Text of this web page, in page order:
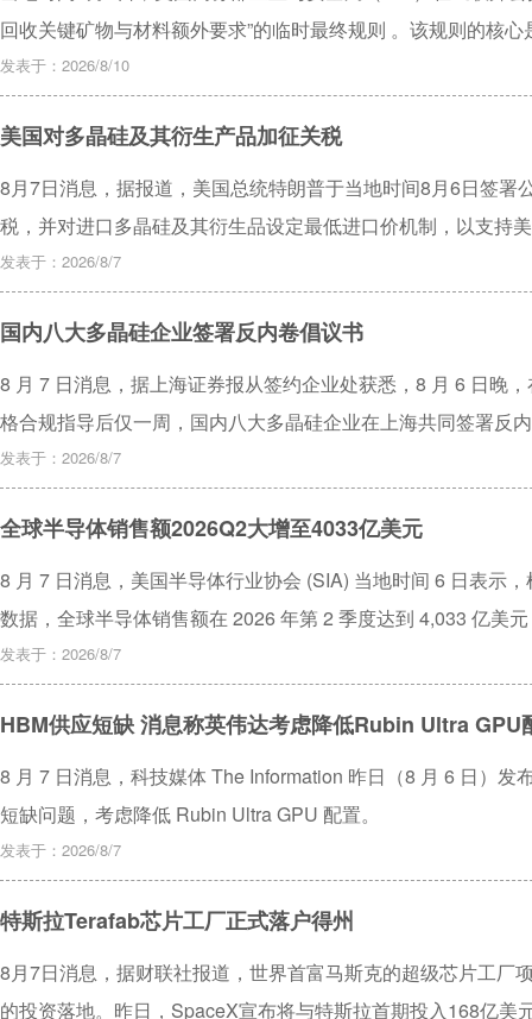
回收关键矿物与材料额外要求”的临时最终规则 。该规则的核
粉”（black mass）（锂电池废料）和钨废料卖家，必须将每
获得BIS的调整或豁免许可 。这项禁令有效期一年，至2027年
发表于：2026/8/10
美国对多晶硅及其衍生产品加征关税
8月7日消息，据报道，美国总统特朗普于当地时间8月6日签署
税，并对进口多晶硅及其衍生品设定最低进口价机制，以支持
发表于：2026/8/7
国内八大多晶硅企业签署反内卷倡议书
8 月 7 日消息，据上海证券报从签约企业处获悉，8 月 6 日晚
格合规指导后仅一周，国内八大多晶硅企业在上海共同签署反
发表于：2026/8/7
全球半导体销售额2026Q2大增至4033亿美元
8 月 7 日消息，美国半导体行业协会 (SIA) 当地时间 6 日表示
数据，全球半导体销售额在 2026 年第 2 季度达到 4,033 亿美
比增幅达到 35.1%。
发表于：2026/8/7
HBM供应短缺 消息称英伟达考虑降低Rubin Ultra GPU
8 月 7 日消息，科技媒体 The Information 昨日（8 月 6 日）
短缺问题，考虑降低 Rubin Ultra GPU 配置。
发表于：2026/8/7
特斯拉Terafab芯片工厂正式落户得州
8月7日消息，据财联社报道，世界首富马斯克的超级芯片工厂
的投资落地。昨日，SpaceX宣布将与特斯拉首期投入168亿美